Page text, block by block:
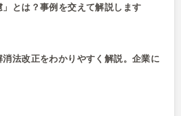
」とは？事例を交えて解説します
消法改正をわかりやすく解説。企業に